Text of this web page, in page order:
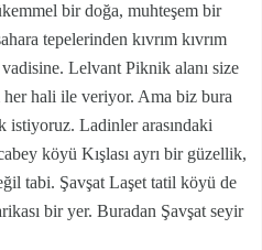
bir doğa, muhteşem bir
tepelerinden kıvrım kıvrım
Lelvant Piknik alanı size
her hali ile veriyor. Ama biz bura
istiyoruz. Ladinler arasındaki
köyü Kışlası ayrı bir güzellik,
tabi. Şavşat Laşet tatil köyü de
bir yer. Buradan Şavşat seyir